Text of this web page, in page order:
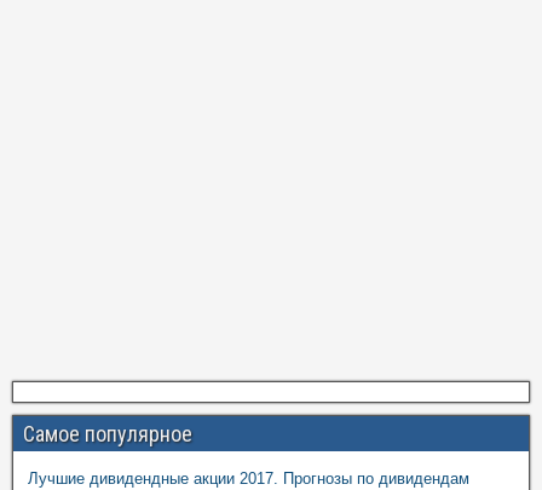
Самое популярное
Лучшие дивидендные акции 2017. Прогнозы по дивидендам